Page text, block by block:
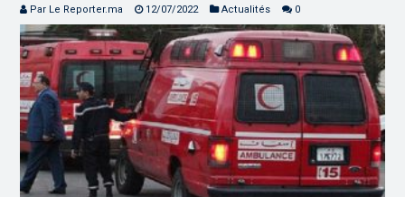
Par Le Reporter.ma 12/07/2022 Actualités 0